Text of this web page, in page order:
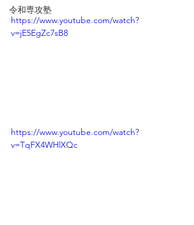
令和専攻塾
https://www.youtube.com/watch?
v=jE5EgZc7sB8
https://www.youtube.com/watch?
v=TqFX4WHlXQc